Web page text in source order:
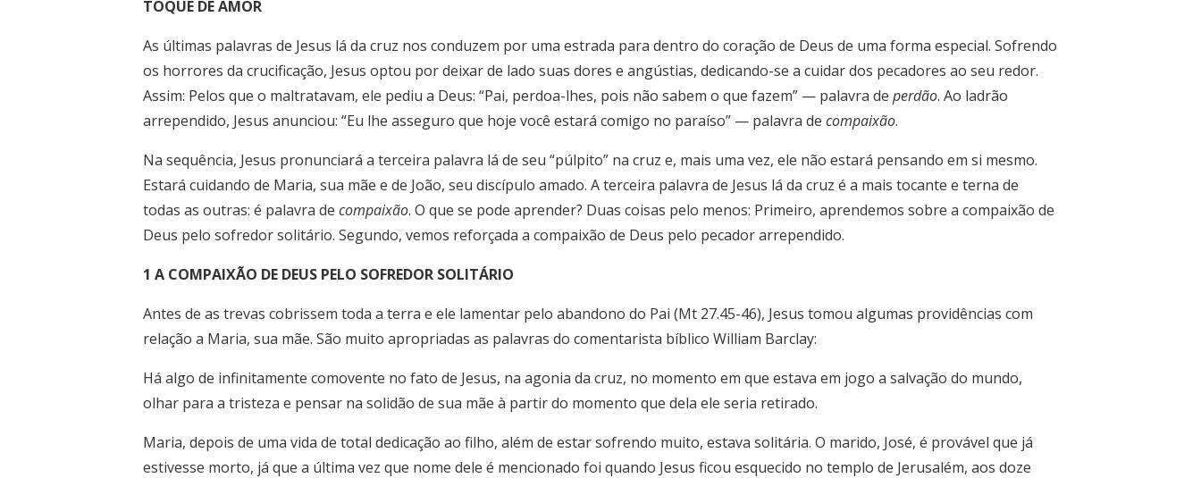
TOQUE DE AMOR
As últimas palavras de Jesus lá da cruz nos conduzem por uma estrada para dentro do coração de Deus de uma forma especial. Sofrendo
os horrores da crucificação, Jesus optou por deixar de lado suas dores e angústias, dedicando-se a cuidar dos pecadores ao seu redor.
Assim: Pelos que o maltratavam, ele pediu a Deus: “Pai, perdoa-lhes, pois não sabem o que fazem” — palavra de perdão. Ao ladrão
arrependido, Jesus anunciou: “Eu lhe asseguro que hoje você estará comigo no paraíso” — palavra de compaixão.
Na sequência, Jesus pronunciará a terceira palavra lá de seu “púlpito” na cruz e, mais uma vez, ele não estará pensando em si mesmo.
Estará cuidando de Maria, sua mãe e de João, seu discípulo amado. A terceira palavra de Jesus lá da cruz é a mais tocante e terna de
todas as outras: é palavra de compaixão. O que se pode aprender? Duas coisas pelo menos: Primeiro, aprendemos sobre a compaixão de
Deus pelo sofredor solitário. Segundo, vemos reforçada a compaixão de Deus pelo pecador arrependido.
1 A COMPAIXÃO DE DEUS PELO SOFREDOR SOLITÁRIO
Antes de as trevas cobrissem toda a terra e ele lamentar pelo abandono do Pai (Mt 27.45-46), Jesus tomou algumas providências com
relação a Maria, sua mãe. São muito apropriadas as palavras do comentarista bíblico William Barclay:
Há algo de infinitamente comovente no fato de Jesus, na agonia da cruz, no momento em que estava em jogo a salvação do mundo,
olhar para a tristeza e pensar na solidão de sua mãe à partir do momento que dela ele seria retirado.
Maria, depois de uma vida de total dedicação ao filho, além de estar sofrendo muito, estava solitária. O marido, José, é provável que já
estivesse morto, já que a última vez que nome dele é mencionado foi quando Jesus ficou esquecido no templo de Jerusalém, aos doze